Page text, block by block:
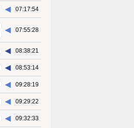
07:17:54
◀︎
07:55:28
◀︎
08:38:21
◀︎
08:53:14
◀︎
09:28:19
◀︎
09:29:22
◀︎
09:32:33
◀︎